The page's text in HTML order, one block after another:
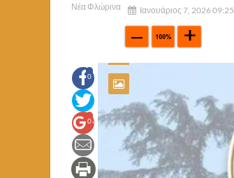
Νέα Φλώρινα Ιανουάριος 7, 2026 09:25
0
0